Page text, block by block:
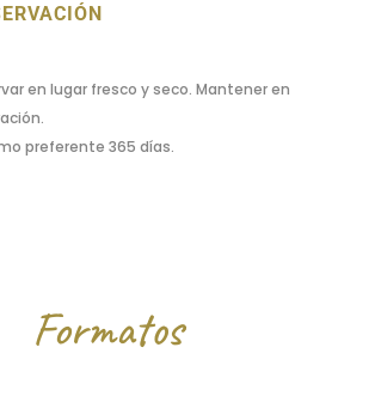
en lugar fresco y seco. Mantener en
preferente 365 días.
Formatos